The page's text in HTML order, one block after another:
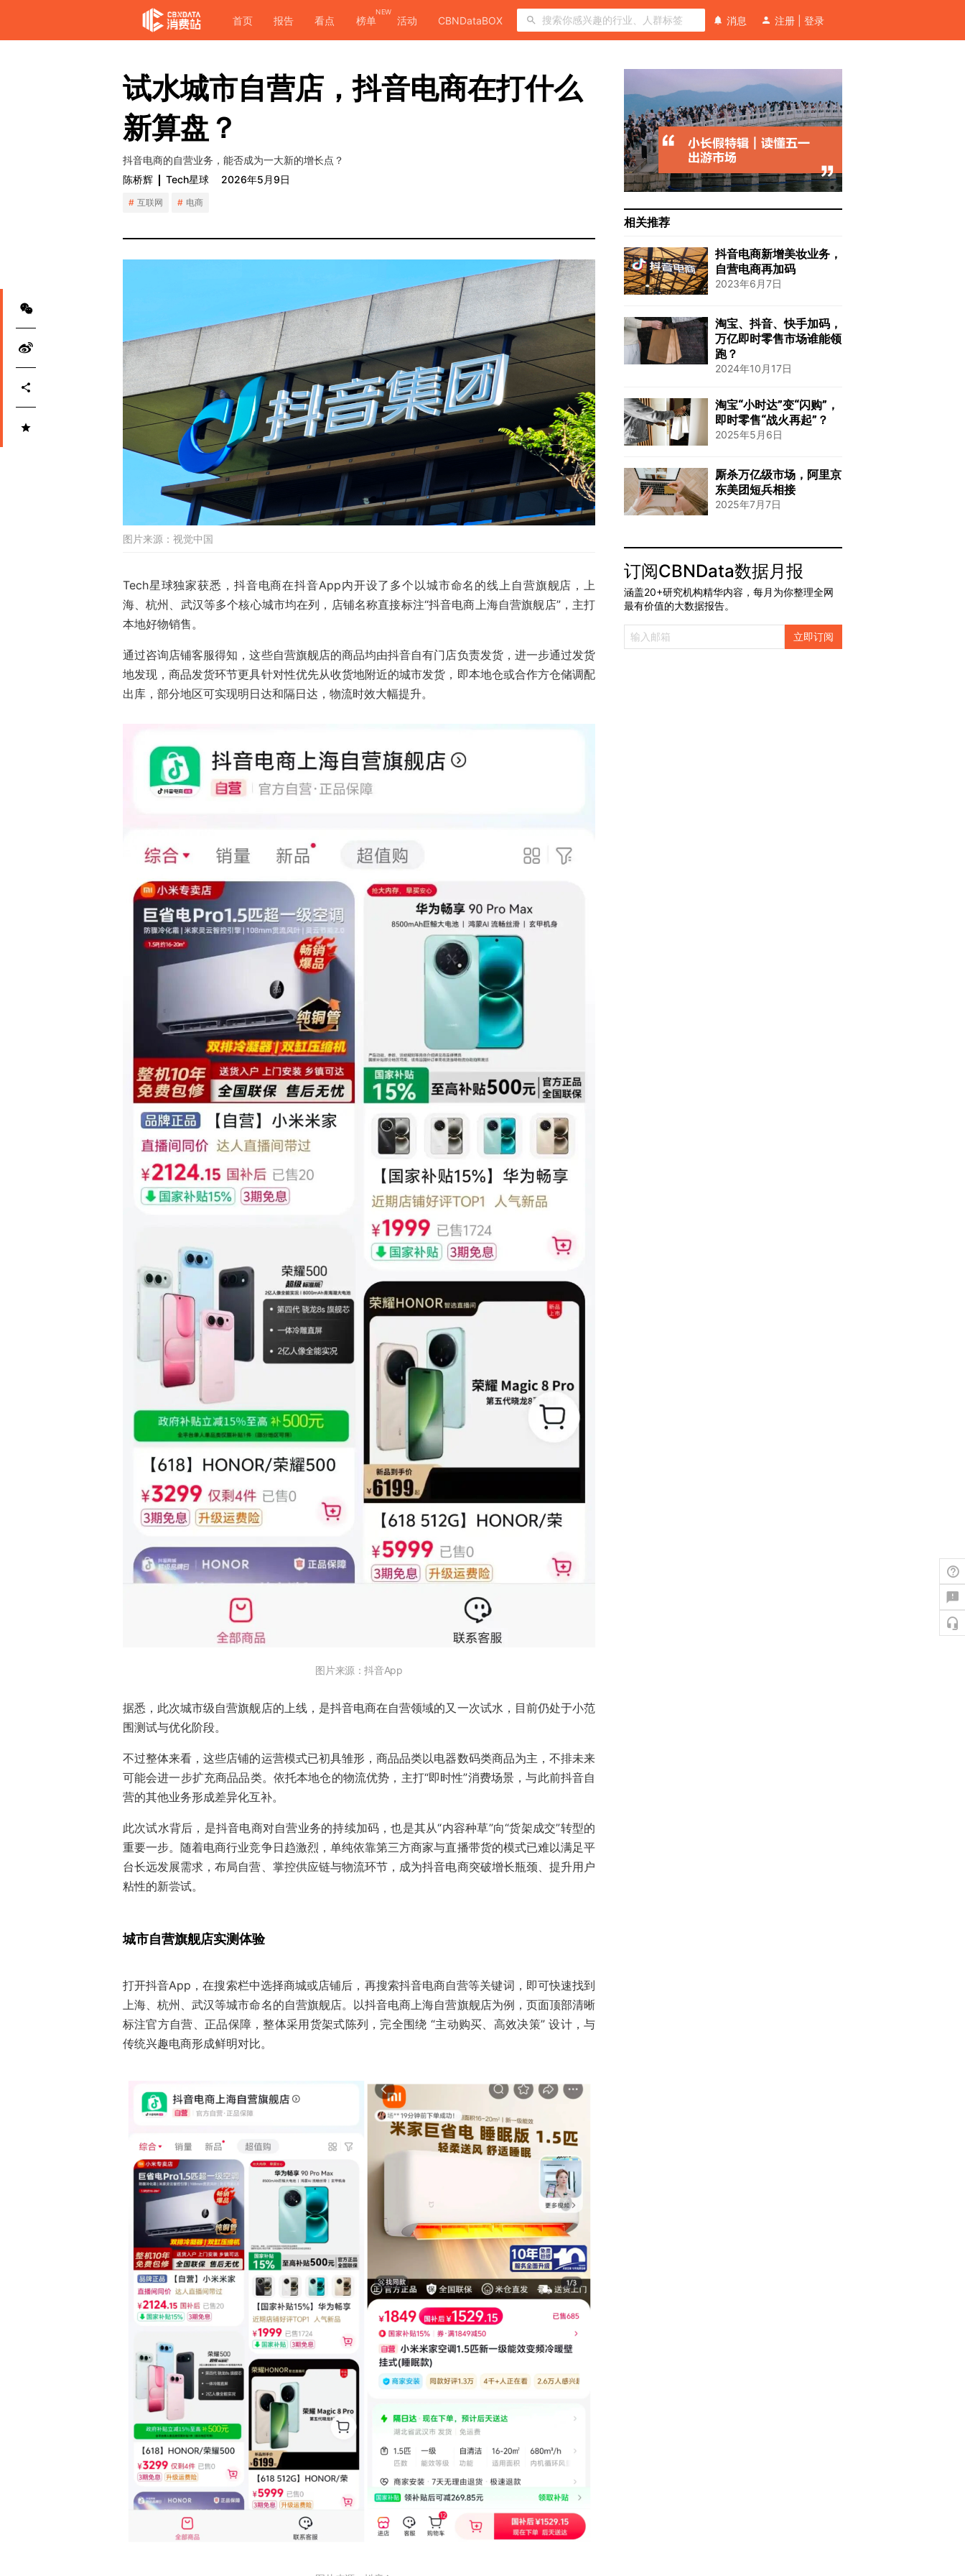
首页 报告 看点 榜单
NEW
活动 CBNDataBOX 消息 注册 登录
试水城市自营店，抖音电商在打什么
新算盘？
抖音电商的自营业务，能否成为一大新的增长点？
陈桥辉
Tech星球 2026年5月9日
互联网 电商
图片来源： 视觉中国
Tech星球独家获悉，抖音电商在抖音App内开设了多个以城市命名的线上自营旗舰店，上
海、杭州、武汉等多个核心城市均在列，店铺名称直接标注“抖音电商上海自营旗舰店”，主打
本地好物销售。
通过咨询店铺客服得知，这些自营旗舰店的商品均由抖音自有门店负责发货，进一步通过发货
地发现，商品发货环节更具针对性优先从收货地附近的城市发货，即本地仓或合作方仓储调配
出库，部分地区可实现明日达和隔日达，物流时效大幅提升。
图片来源：抖音App
据悉，此次城市级自营旗舰店的上线，是抖音电商在自营领域的又一次试水，目前仍处于小范
围测试与优化阶段。
不过整体来看，这些店铺的运营模式已初具雏形，商品品类以电器数码类商品为主，不排未来
可能会进一步扩充商品品类。依托本地仓的物流优势，主打“即时性”消费场景，与此前抖音自
营的其他业务形成差异化互补。
此次试水背后，是抖音电商对自营业务的持续加码，也是其从“内容种草”向“货架成交”转型的
重要一步。随着电商行业竞争日趋激烈，单纯依靠第三方商家与直播带货的模式已难以满足平
台长远发展需求，布局自营、掌控供应链与物流环节，成为抖音电商突破增长瓶颈、提升用户
粘性的新尝试。
城市自营旗舰店实测体验
打开抖音App，在搜索栏中选择商城或店铺后，再搜索抖音电商自营等关键词，即可快速找到
上海、杭州、武汉等城市命名的自营旗舰店。以抖音电商上海自营旗舰店为例，页面顶部清晰
标注官方自营、正品保障，整体采用货架式陈列，完全围绕 “主动购买、高效决策” 设计，与
传统兴趣电商形成鲜明对比。
相关推荐
抖音电商新增美妆业务，
自营电商再加码
2023年6月7日
淘宝、抖音、快手加码，
万亿即时零售市场谁能领
跑？
2024年10月17日
淘宝“小时达”变“闪购”，
即时零售“战火再起”？
2025年5月6日
厮杀万亿级市场，阿里京
东美团短兵相接
2025年7月7日
订阅CBNData数据月报
涵盖20+研究机构精华内容，每月为你整理全网
最有价值的大数据报告。
立即订阅